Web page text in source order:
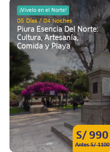
S/ 990
Antes S/ 1100
¡Vívelo en el Norte!
05 Días / 04 Noches
Piura Esencia Del Norte:
Cultura, Artesanía,
Comida y Playa